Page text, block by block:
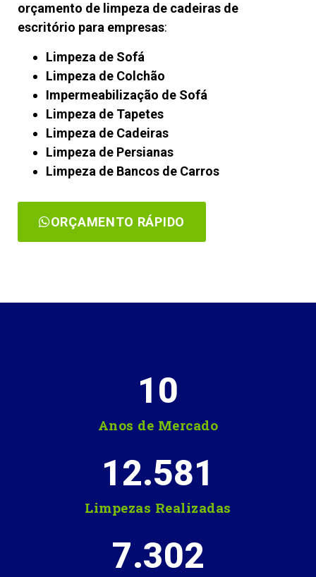
orçamento de limpeza de cadeiras de
escritório para empresas:
Limpeza de Sofá
Limpeza de Colchão
Impermeabilização de Sofá
Limpeza de Tapetes
Limpeza de Cadeiras
Limpeza de Persianas
Limpeza de Bancos de Carros
ORÇAMENTO RÁPIDO
Anos de Mercado
10
Limpezas Realizadas
12.581
7.302